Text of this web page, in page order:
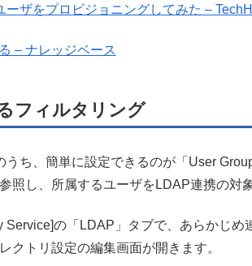
ーザをプロビジョニングしてみた –
– ナレッジベース
フィルタリング
ち、簡単に設定できるのが「User
照し、所属するユーザをLDAP連携の対
Service]の「LDAP」タブで、あらかじめ
クトリ設定の編集画面が開きます。